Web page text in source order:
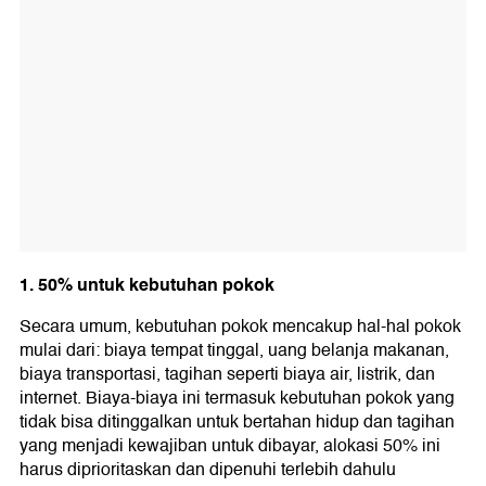
1. 50% untuk kebutuhan pokok
Secara umum, kebutuhan pokok mencakup hal-hal pokok
mulai dari: biaya tempat tinggal, uang belanja makanan,
biaya transportasi, tagihan seperti biaya air, listrik, dan
internet. Biaya-biaya ini termasuk kebutuhan pokok yang
tidak bisa ditinggalkan untuk bertahan hidup dan tagihan
yang menjadi kewajiban untuk dibayar, alokasi 50% ini
harus diprioritaskan dan dipenuhi terlebih dahulu